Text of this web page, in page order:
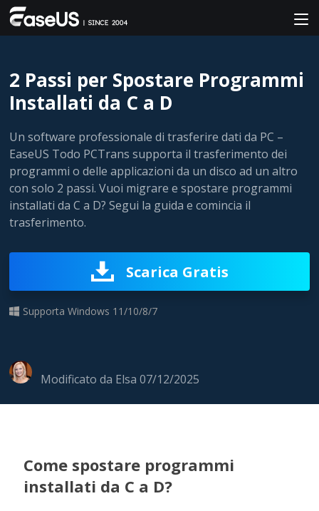
2 Passi per Spostare Programmi
Installati da C a D
Un software professionale di trasferire dati da PC –
EaseUS Todo PCTrans supporta il trasferimento dei
programmi o delle applicazioni da un disco ad un altro
con solo 2 passi. Vuoi migrare e spostare programmi
installati da C a D? Segui la guida e comincia il
trasferimento.
Scarica Gratis
Supporta Windows 11/10/8/7
Modificato da Elsa 07/12/2025
Come spostare programmi
installati da C a D?